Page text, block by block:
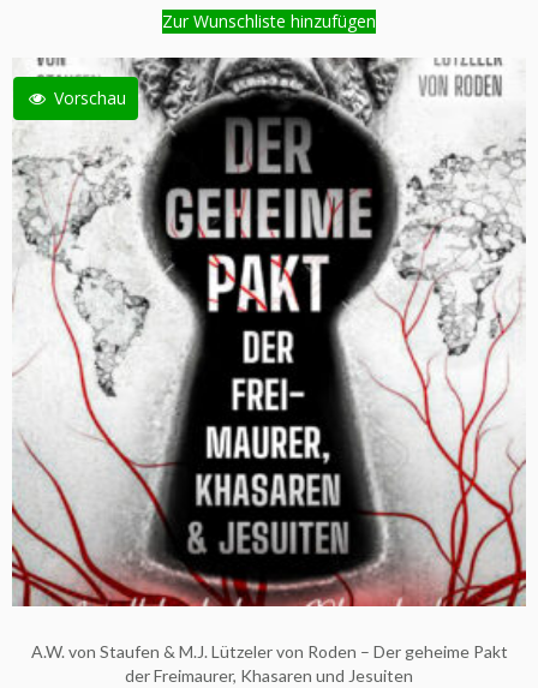
Zur Wunschliste hinzufügen
Vorschau
A.W. von Staufen & M.J. Lützeler von Roden – Der geheime Pakt
der Freimaurer, Khasaren und Jesuiten